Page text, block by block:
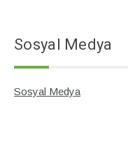
Sosyal Medya
Sosyal Medya